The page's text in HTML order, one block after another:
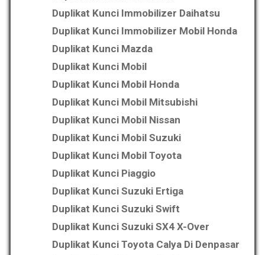
Duplikat Kunci Immobilizer Daihatsu
Duplikat Kunci Immobilizer Mobil Honda
Duplikat Kunci Mazda
Duplikat Kunci Mobil
Duplikat Kunci Mobil Honda
Duplikat Kunci Mobil Mitsubishi
Duplikat Kunci Mobil Nissan
Duplikat Kunci Mobil Suzuki
Duplikat Kunci Mobil Toyota
Duplikat Kunci Piaggio
Duplikat Kunci Suzuki Ertiga
Duplikat Kunci Suzuki Swift
Duplikat Kunci Suzuki SX4 X-Over
Duplikat Kunci Toyota Calya Di Denpasar